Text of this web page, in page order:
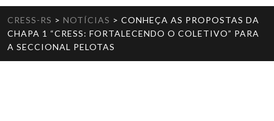
CRESS-RS > NOTÍCIAS > CONHEÇA AS PROPOSTAS DA
CHAPA 1 “CRESS: FORTALECENDO O COLETIVO” PARA
A SECCIONAL PELOTAS